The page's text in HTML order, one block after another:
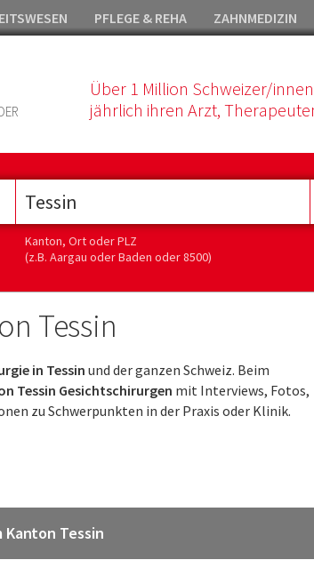
PFLEGE & REHA ZAHNMEDIZIN
Über 1 Million Schweizer/
jährlich ihren Arzt,
Kanton, Ort oder PLZ
(z.B. Aargau oder Baden oder 8500)
Tessin
in Tessinund der ganzen Schweiz. Beim
Tessin Gesichtschirurgen mit Interviews, Fotos,
zu Schwerpunkten in der Praxis oder Klinik.
Kanton Tessin